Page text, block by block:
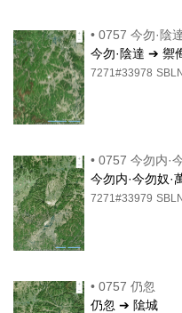
• 0757 今勿·陰
今勿·陰達 ➔ 禦
7271#33978
• 0757 今勿内·
今勿内·今勿奴·
7271#33979
• 0757 仍忽
仍忽 ➔ 隂城